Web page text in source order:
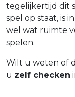
tegelijkertijd dit
spel op staat, is
wel wat ruimte
spelen.
Wilt u weten of
u zelf checken